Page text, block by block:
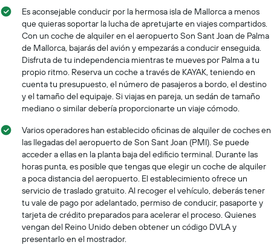
Es aconsejable conducir por la hermosa isla de Mallorca a menos
que quieras soportar la lucha de apretujarte en viajes compartidos.
Con un coche de alquiler en el aeropuerto Son Sant Joan de Palma
de Mallorca, bajarás del avión y empezarás a conducir enseguida.
Disfruta de tu independencia mientras te mueves por Palma a tu
propio ritmo. Reserva un coche a través de KAYAK, teniendo en
cuenta tu presupuesto, el número de pasajeros a bordo, el destino
y el tamaño del equipaje. Si viajas en pareja, un sedán de tamaño
mediano o similar debería proporcionarte un viaje cómodo.
Varios operadores han establecido oficinas de alquiler de coches en
las llegadas del aeropuerto de Son Sant Joan (PMI). Se puede
acceder a ellas en la planta baja del edificio terminal. Durante las
horas punta, es posible que tengas que elegir un coche de alquiler
a poca distancia del aeropuerto. El establecimiento ofrece un
servicio de traslado gratuito. Al recoger el vehículo, deberás tener
tu vale de pago por adelantado, permiso de conducir, pasaporte y
tarjeta de crédito preparados para acelerar el proceso. Quienes
vengan del Reino Unido deben obtener un código DVLA y
presentarlo en el mostrador.